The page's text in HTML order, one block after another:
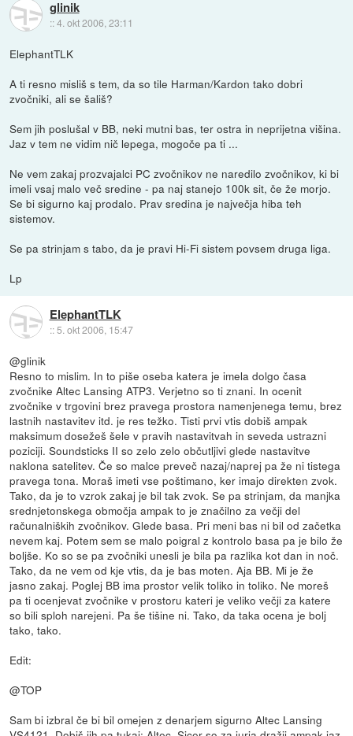
glinik
::4. okt 2006, 23:11
ElephantTLK
A ti resno misliš s tem, da so tile Harman/Kardon tako dobri
zvočniki, ali se šališ?
Sem jih poslušal v BB, neki mutni bas, ter ostra in neprijetna višina.
Jaz v tem ne vidim nič lepega, mogoče pa ti ...
Ne vem zakaj prozvajalci PC zvočnikov ne naredilo zvočnikov, ki bi
imeli vsaj malo več sredine - pa naj stanejo 100k sit, če že morjo.
Se bi sigurno kaj prodalo. Prav sredina je največja hiba teh
sistemov.
Se pa strinjam s tabo, da je pravi Hi-Fi sistem povsem druga liga.
Lp
ElephantTLK
::5. okt 2006, 15:47
@glinik
Resno to mislim. In to piše oseba katera je imela dolgo časa
zvočnike Altec Lansing ATP3. Verjetno so ti znani. In ocenit
zvočnike v trgovini brez pravega prostora namenjenega temu, brez
lastnih nastavitev itd. je res težko. Tisti prvi vtis dobiš ampak
maksimum dosežeš šele v pravih nastavitvah in seveda ustrazni
poziciji. Soundsticks II so zelo zelo občutljivi glede nastavitve
naklona satelitev. Če so malce preveč nazaj/naprej pa že ni tistega
pravega tona. Moraš imeti vse poštimano, ker imajo direkten zvok.
Tako, da je to vzrok zakaj je bil tak zvok. Se pa strinjam, da manjka
srednjetonskega območja ampak to je značilno za večji del
računalniških zvočnikov. Glede basa. Pri meni bas ni bil od začetka
nevem kaj. Potem sem se malo poigral z kontrolo basa pa je bilo že
boljše. Ko so se pa zvočniki unesli je bila pa razlika kot dan in noč.
Tako, da ne vem od kje vtis, da je bas moten. Aja BB. Mi je že
jasno zakaj. Poglej BB ima prostor velik toliko in toliko. Ne moreš
pa ti ocenjevat zvočnike v prostoru kateri je veliko večji za katere
so bili sploh narejeni. Pa še tišine ni. Tako, da taka ocena je bolj
tako, tako.
Edit:
@TOP
Sam bi izbral če bi bil omejen z denarjem sigurno Altec Lansing